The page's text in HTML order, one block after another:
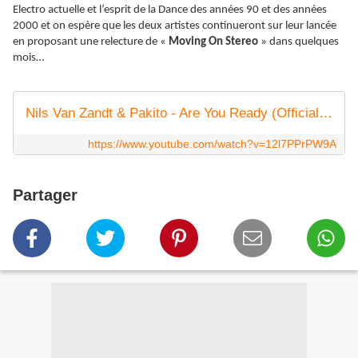
Electro actuelle et l’esprit de la Dance des années 90 et des années
2000 et on espère que les deux artistes continueront sur leur lancée
en proposant une relecture de « Moving On Stereo » dans quelques
mois…
Nils Van Zandt & Pakito - Are You Ready (Official Music Video) (4K)
https://www.youtube.com/watch?v=12l7PPrPW9A
Partager